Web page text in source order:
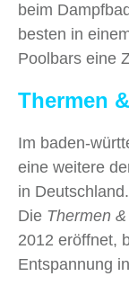
beim
besten in
Poolbars eine
Thermen
Im baden-
eine weitere
in Deutschland.
Die Thermen
2012 eröffnet,
Entspannung